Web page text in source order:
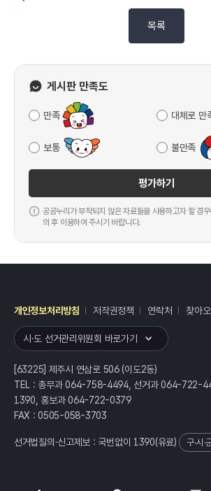
목록
게시판 만족도
만족 대체로 만
보통 불만족
평가하기
공공누리가 부착되지 않은 자료들을 사용하고자 할 경
의 후 이용하여 주시기 바랍니다.
개인정보처리방침 저작권정책 연락처 찾아
시·도 선거관리위원회 바로가기
[63225] 제주시 연삼로 506 (이도2동)
TEL : 총무과 064-758-4494, 선거과 064-722-
1390, 홍보과 064-722-0379
FAX : 0505-058-3703
선거법질의·신고제보 : 국번없이 1390(유료) 구·시